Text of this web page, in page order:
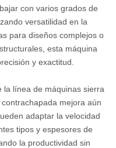
con varios grados de
versatilidad en la
para diseños complejos o
esta máquina
y exactitud.
la línea de máquinas sierra
mejora aún
adaptar la velocidad
tipos y espesores de
la productividad sin